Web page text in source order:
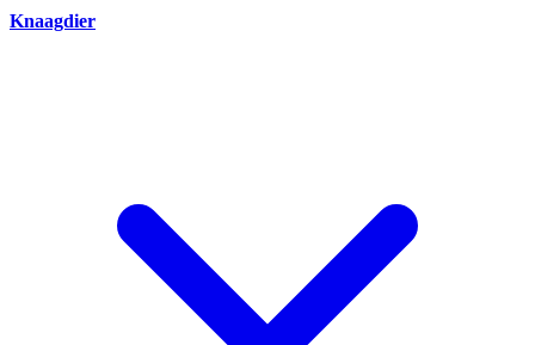
Knaagdier